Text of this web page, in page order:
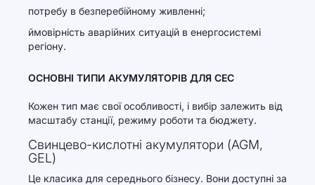
потребу в безперебійному живленні;
ймовірність аварійних ситуацій в енергосистемі
регіону.
ОСНОВНІ ТИПИ АКУМУЛЯТОРІВ ДЛЯ СЕС
Кожен тип має свої особливості, і вибір залежить від
масштабу станції, режиму роботи та бюджету.
Свинцево-кислотні акумулятори (AGM,
GEL)
Це класика для середнього бізнесу. Вони доступні за